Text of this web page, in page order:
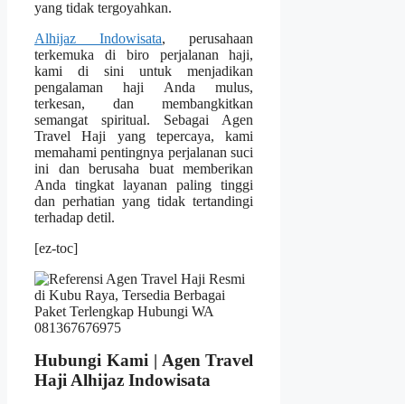
yang tidak tergoyahkan.
Alhijaz Indowisata, perusahaan
terkemuka di biro perjalanan haji,
kami di sini untuk menjadikan
pengalaman haji Anda mulus,
terkesan, dan membangkitkan
semangat spiritual. Sebagai Agen
Travel Haji yang tepercaya, kami
memahami pentingnya perjalanan suci
ini dan berusaha buat memberikan
Anda tingkat layanan paling tinggi
dan perhatian yang tidak tertandingi
terhadap detil.
[ez-toc]
Hubungi Kami | Agen Travel
Haji Alhijaz Indowisata